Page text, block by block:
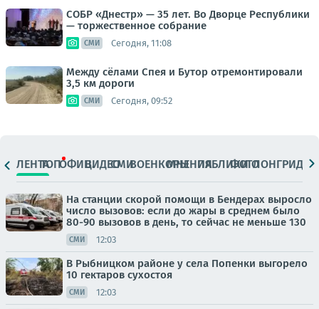
СОБР «Днестр» — 35 лет. Во Дворце Республики
— торжественное собрание
СМИ Сегодня, 11:08
Между сёлами Спея и Бутор отремонтировали
3,5 км дороги
СМИ Сегодня, 09:52
ЛЕНТАТОПОФИЦ.ВИДЕОСМИВОЕНКОРЫМНЕНИЯПАБЛИКИ
ФОТОЛОНГРИДЫ
На станции скорой помощи в Бендерах выросло
число вызовов: если до жары в среднем было
80-90 вызовов в день, то сейчас не меньше 130
СМИ 12:03
В Рыбницком районе у села Попенки выгорело
10 гектаров сухостоя
СМИ 12:03